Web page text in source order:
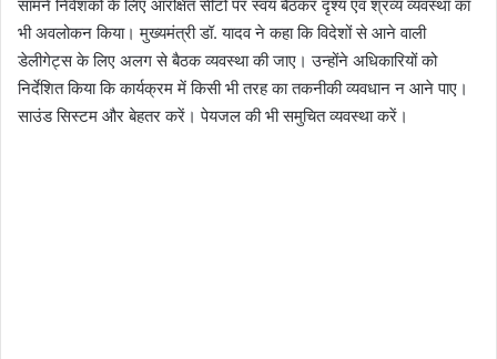
सामने निवेशकों के लिए आरक्षित सीटों पर स्वयं बैठकर दृश्य एवं श्रव्य व्यवस्था का
भी अवलोकन किया। मुख्यमंत्री डॉ. यादव ने कहा कि विदेशों से आने वाली
डेलीगेट्स के लिए अलग से बैठक व्यवस्था की जाए। उन्होंने अधिकारियों को
निर्देशित किया कि कार्यक्रम में किसी भी तरह का तकनीकी व्यवधान न आने पाए।
साउंड सिस्टम और बेहतर करें। पेयजल की भी समुचित व्यवस्था करें।